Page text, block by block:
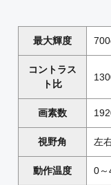
最大輝度
コントラス
ト比
画素数
視野角 左
動作温度 0